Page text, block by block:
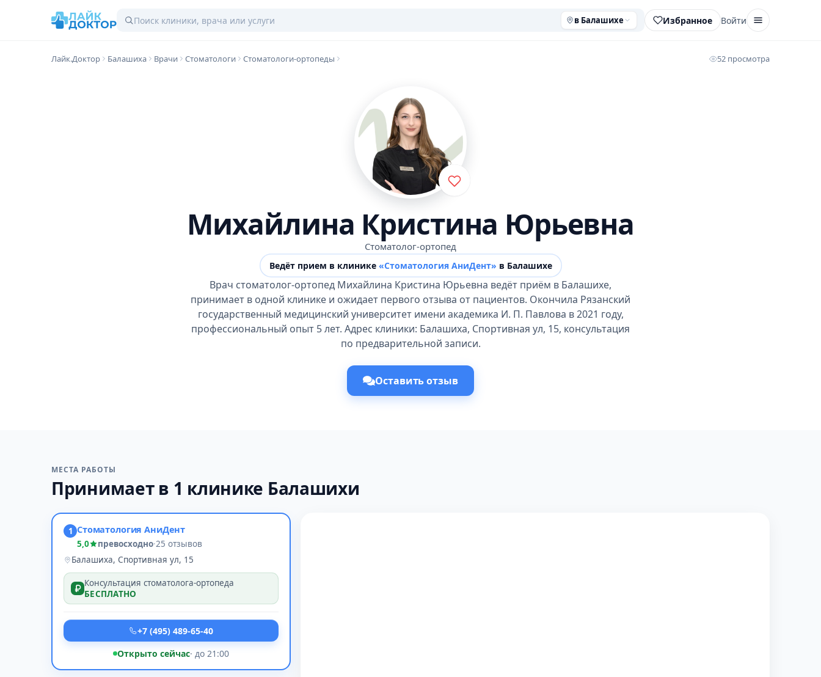
в Балашихе Избранное Войти
Лайк.Доктор Балашиха Врачи Стоматологи Стоматологи-ортопеды 52 просмотра
Михайлина Кристина Юрьевна
Стоматолог-ортопед
Ведёт прием в клинике «Стоматология АниДент» в Балашихе
Врач стоматолог-ортопед Михайлина Кристина Юрьевна ведёт приём в Балашихе,
принимает в одной клинике и ожидает первого отзыва от пациентов. Окончила Рязанский
государственный медицинский университет имени академика И. П. Павлова в 2021 году,
профессиональный опыт 5 лет. Адрес клиники: Балашиха, Спортивная ул, 15, консультация
по предварительной записи.
Оставить отзыв
МЕСТА РАБОТЫ
Принимает в 1 клинике Балашихи
1 Стоматология АниДент
5,0 превосходно·25 отзывов
Балашиха, Спортивная ул, 15
Консультация стоматолога-ортопеда
БЕСПЛАТНО
+7 (495) 489-65-40
Открыто сейчас· до 21:00